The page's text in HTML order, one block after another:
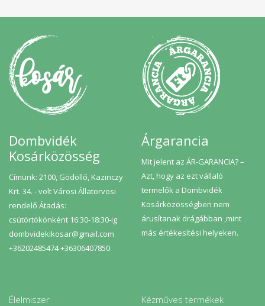
Dombvidék
Kosárközösség
Címünk: 2100, Gödöllő, Kazinczy
Krt. 34. - volt Városi Állatorvosi
rendelő Átadás:
csütörtökönként 16:30-18:30-ig
dombvidekikosar@gmail.com
+36202485474 +36306407850
Árgarancia
Mit jelent az ÁR-GARANCIA? –
Azt, hogy az ezt vállaló
termelők a Dombvidék
Kosárközösségben nem
árusítanak drágábban ,mint
más értékesítési helyeken.
Élelmiszer Kézműves termékek